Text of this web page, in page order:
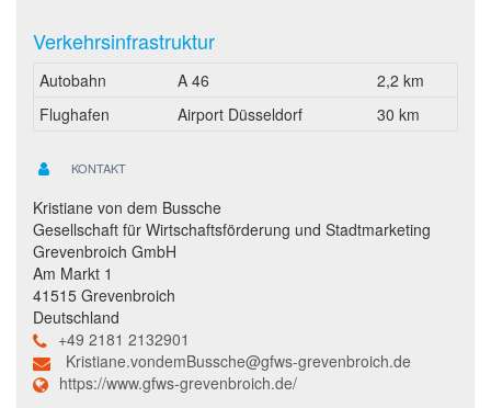
Verkehrsinfrastruktur
Autobahn A 46
2,2 km
Flughafen
Airport Düsseldorf 30 km
KONTAKT
Kristiane von dem Bussche
Gesellschaft für Wirtschaftsförderung und Stadtmarketing
Grevenbroich GmbH
Am Markt 1
41515 Grevenbroich
Deutschland
+49 2181 2132901
Kristiane.vondemBussche@gfws-grevenbroich.de
https://www.gfws-grevenbroich.de/